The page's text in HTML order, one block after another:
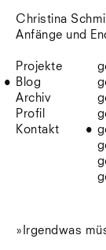
Christina
Anfänge und
Projekte
Blog
Archiv
Profil
Kontakt
»Irgendwas